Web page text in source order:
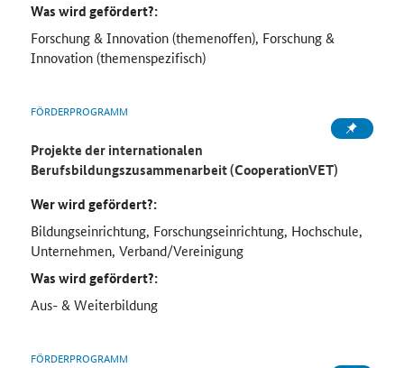
Was wird gefördert?:
Forschung & Innovation (themenoffen), Forschung &
Innovation (themenspezifisch)
FÖRDERPROGRAMM
Projekte der internationalen
Berufsbildungszusammenarbeit (CooperationVET)
Wer wird gefördert?:
Bildungseinrichtung, Forschungseinrichtung, Hochschule,
Unternehmen, Verband/Vereinigung
Was wird gefördert?:
Aus- & Weiterbildung
FÖRDERPROGRAMM